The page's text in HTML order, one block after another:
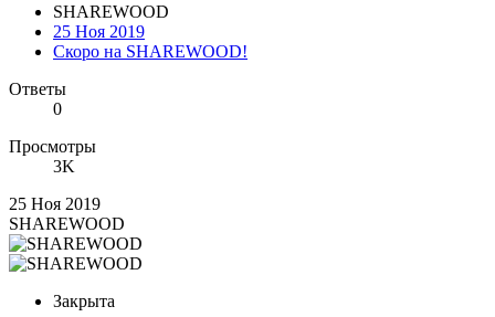
SHAREWOOD
25 Ноя 2019
Скоро на SHAREWOOD!
Ответы
0
Просмотры
3K
25 Ноя 2019
SHAREWOOD
Закрыта